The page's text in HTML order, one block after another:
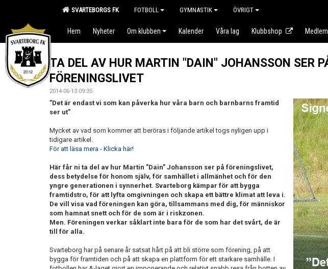
SVARTEBORGS FK FOTBOLL GYMNASTIK ÖVRIGT
Hem Nyheter Om klubben Kalender Våra lag Klubbshop Medlem
TA DEL AV HUR MARTIN "DAIN" JOHANSSON SER
FÖRENINGSLIVET
2014-06-13 09:35
”Det är endast vi som kan påverka hur våra barn och barnbarns framtid
ser ut”
Mycket av vad som kommer att beröras i följande artikel togs nyligen upp i
tidigare artikel.
För att läsa mera - Klicka här!
Här får ni ta del av hur Martin ”Dain” Johansson ser på föreningslivet,
dess betydelse för honom själv, för samhället i allmänhet och för den
yngre generationen i synnerhet. Svarteborg kämpar för att bygga
framtidstro, för att lyfta omgivningen och skapa ett bättre klimat att leva i.
De vill visa vad föreningen kan göra, tillsammans med dig, för människor
som hamnat snett och för de som är i riskzonen.
Men. Föreningen verkar såklart inte bara för de som har det svårt, de är
till för alla.
Svarteborg har på senare år satsat hårt på att bli större som förening, på att
bygga för framtiden och på att skapa en plattform för ett starkare samhälle. I